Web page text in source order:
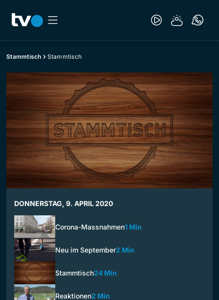
Stammtisch Stammtisch
DONNERSTAG, 9. APRIL 2020
Corona-Massnahmen1 Min
Neu im September2 Min
Stammtisch24 Min
Reaktionen2 Min